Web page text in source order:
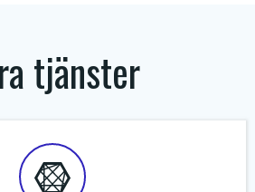
tjänster